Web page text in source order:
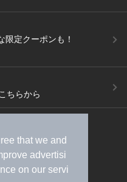
that we and
advertisi
on our servi
限定クーポンも！
ちらから
広告出稿のご案内
MEMBERS+規約
ヘルプ 採用情報